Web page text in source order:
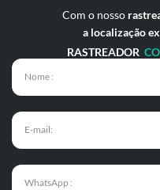
Com o nosso
a localização
RASTREADOR